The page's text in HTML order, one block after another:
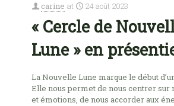
carine at 24 août 2023
« Cercle de
Lune » en
La Nouvelle Lune marque le début
Elle nous permet de nous centrer sur
et émotions, de nous accorder aux